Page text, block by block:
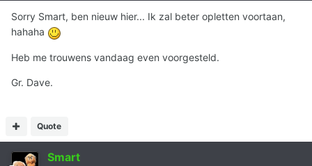
Sorry Smart, ben nieuw hier... Ik zal beter opletten voortaan,
hahaha
Heb me trouwens vandaag even voorgesteld.
Gr. Dave.
Quote
Smart